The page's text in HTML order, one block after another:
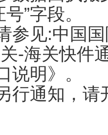
证号”字段
参见:中国
-海关快件
口说明》
行通知，